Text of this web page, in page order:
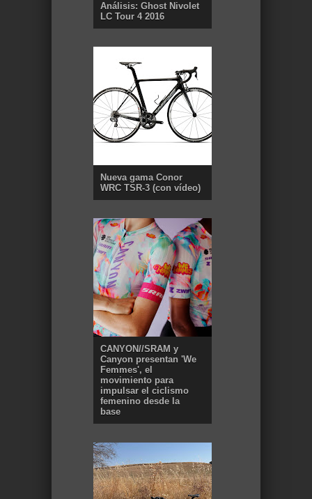
Análisis: Ghost Nivolet
LC Tour 4 2016
Nueva gama Conor
WRC TSR-3 (con vídeo)
CANYON//SRAM y
Canyon presentan 'We
Femmes', el
movimiento para
impulsar el ciclismo
femenino desde la
base